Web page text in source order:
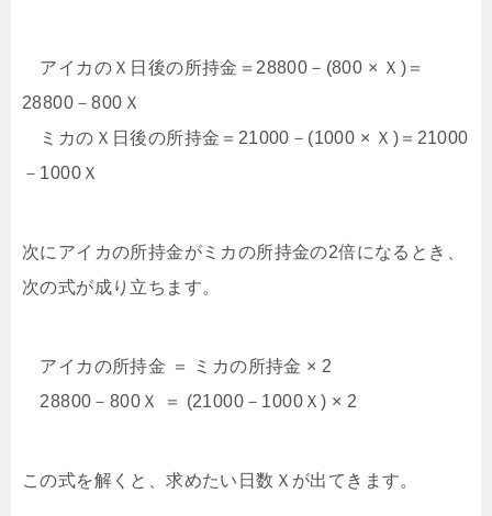
アイカのＸ日後の所持金＝28800－(800 × Ｘ)＝
28800－800Ｘ
ミカのＸ日後の所持金＝21000－(1000 × Ｘ)＝21000
－1000Ｘ
次にアイカの所持金がミカの所持金の2倍になるとき、
次の式が成り立ちます。
アイカの所持金 ＝ ミカの所持金 × 2
28800－800Ｘ ＝ (21000－1000Ｘ) × 2
この式を解くと、求めたい日数Ｘが出てきます。